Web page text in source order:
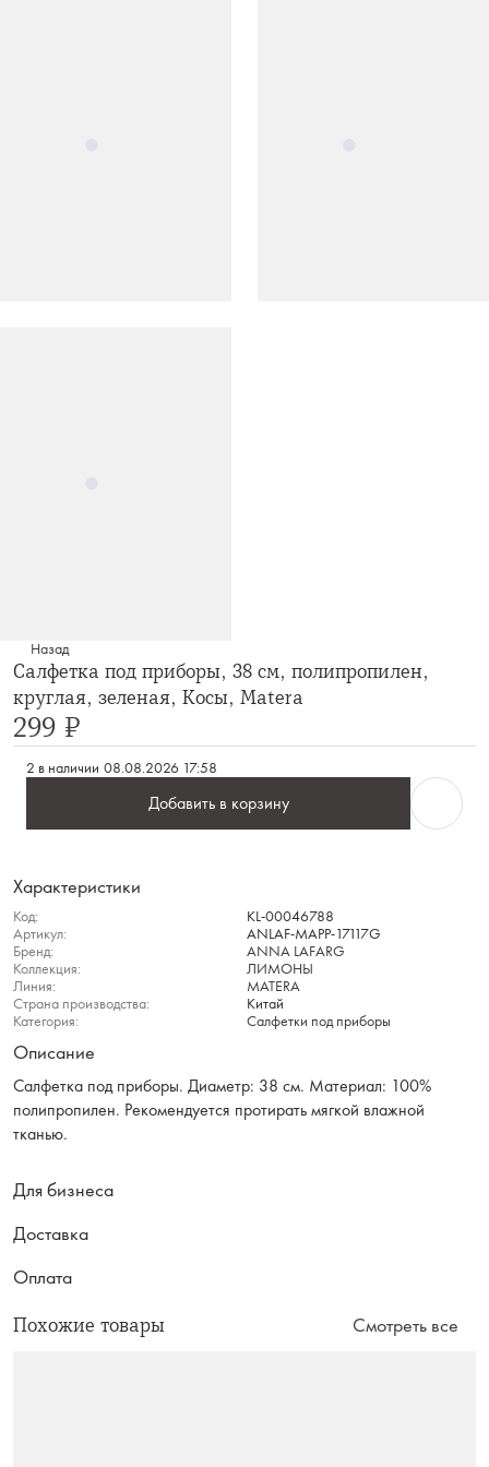
Назад
Салфетка под приборы, 38 см, полипропилен,
круглая, зеленая, Косы, Matera
299 ₽
2 в наличии 08.08.2026 17:58
Добавить в корзину
Характеристики
Код:
KL-00046788
Артикул:
ANLAF-MAPP-17117G
Бренд:
ANNA LAFARG
Коллекция:
ЛИМОНЫ
Линия:
MATERA
Страна производства:
Китай
Категория:
Салфетки под приборы
Описание
Салфетка под приборы. Диаметр: 38 см. Материал: 100%
полипропилен. Рекомендуется протирать мягкой влажной
тканью.
Для бизнеса
Доставка
Оплата
Похожие товары Смотреть все